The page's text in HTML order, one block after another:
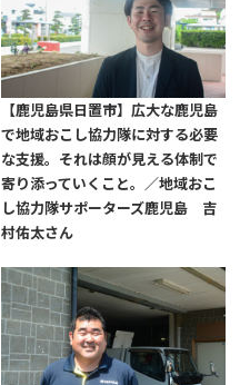
【鹿児島県日置市】広大な鹿児島
で地域おこし協力隊に対する必要
な支援。それは顔が見える体制で
寄り添っていくこと。／地域おこ
し協力隊サポーターズ鹿児島 吉
村佑太さん